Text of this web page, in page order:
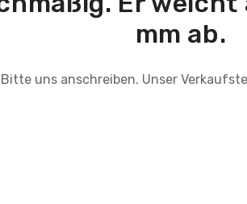
mm ab.
uns anschreiben. Unser